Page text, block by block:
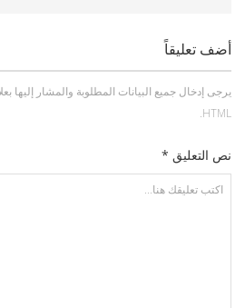
أضف تعليقاً
يرجى إدخال جميع البيانات المطلوبة والمشار إليها
HTML.
نص التعليق *